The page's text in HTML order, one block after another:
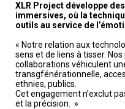
XLR Project développe
immersives, où la
outils au service de
« Notre relation aux
sens et de liens à tisser.
collaborations véhiculent
transgfénérationnelle,
ethnies, publics.
Cet engagement n’exclut
et la précision. »